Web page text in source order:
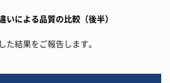
による品質の比較（後半）
た結果をご報告します。